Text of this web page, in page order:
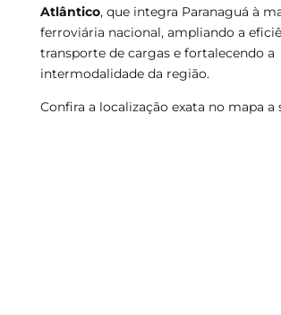
Atlântico, que integra Paranaguá à
ferroviária nacional, ampliando a
transporte de cargas e fortalecendo a
intermodalidade da região.
Confira a localização exata no mapa a